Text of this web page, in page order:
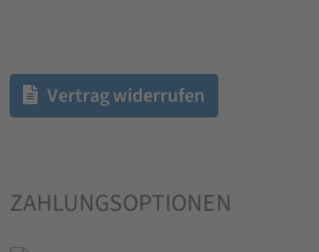
Vertrag widerrufen
ZAHLUNGSOPTIONEN